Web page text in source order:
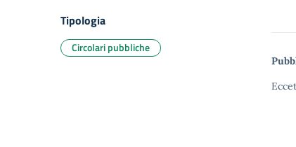
Tipologia
Circolari pubbliche